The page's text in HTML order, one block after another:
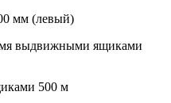
мм (левый)
выдвижными ящиками
500 м